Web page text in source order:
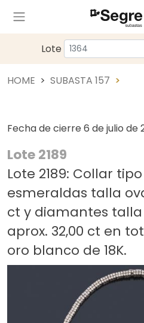
Lote
HOME SUBASTA 157
Fecha de cierre 6 de julio de
Lote 2189
Lote 2189: Collar
esmeraldas talla
ct y diamantes
aprox. 32,00 ct en
oro blanco de 18K.